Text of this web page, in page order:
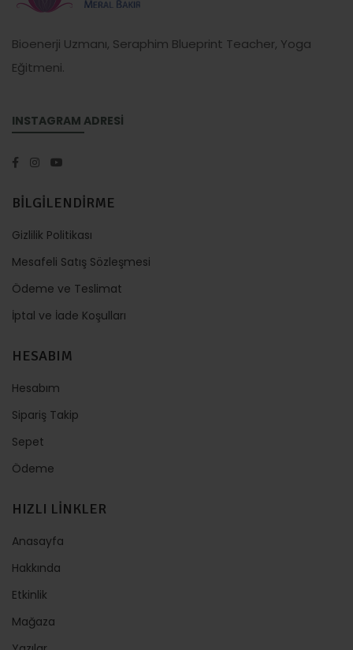
Bioenerji Uzmanı, Seraphim Blueprint Teacher, Yoga
Eğitmeni.
INSTAGRAM ADRESİ
BİLGİLENDİRME
Gizlilik Politikası
Mesafeli Satış Sözleşmesi
Ödeme ve Teslimat
İptal ve İade Koşulları
HESABIM
Hesabım
Sipariş Takip
Sepet
Ödeme
HIZLI LİNKLER
Anasayfa
Hakkında
Etkinlik
Mağaza